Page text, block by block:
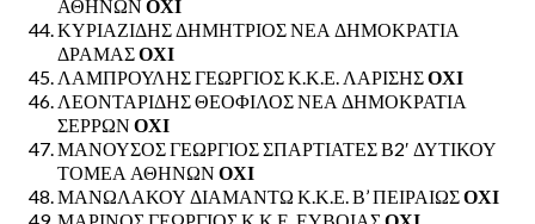
ΑΘΗΝΩΝ ΟΧΙ
ΚΥΡΙΑΖΙΔΗΣ ΔΗΜΗΤΡΙΟΣ ΝΕΑ ΔΗΜΟΚΡΑΤΙΑ
ΔΡΑΜΑΣΟΧΙ
ΛΑΜΠΡΟΥΛΗΣ ΓΕΩΡΓΙΟΣ Κ.Κ.Ε. ΛΑΡΙΣΗΣΟΧΙ
ΛΕΟΝΤΑΡΙΔΗΣ ΘΕΟΦΙΛΟΣ ΝΕΑ ΔΗΜΟΚΡΑΤΙΑ
ΣΕΡΡΩΝ ΟΧΙ
ΜΑΝΟΥΣΟΣ ΓΕΩΡΓΙΟΣ ΣΠΑΡΤΙΑΤΕΣ Β2′ ΔΥΤΙΚΟΥ
ΤΟΜΕΑ ΑΘΗΝΩΝ ΟΧΙ
ΜΑΝΩΛΑΚΟΥ ΔΙΑΜΑΝΤΩ Κ.Κ.Ε. Β’ ΠΕΙΡΑΙΩΣΟΧΙ